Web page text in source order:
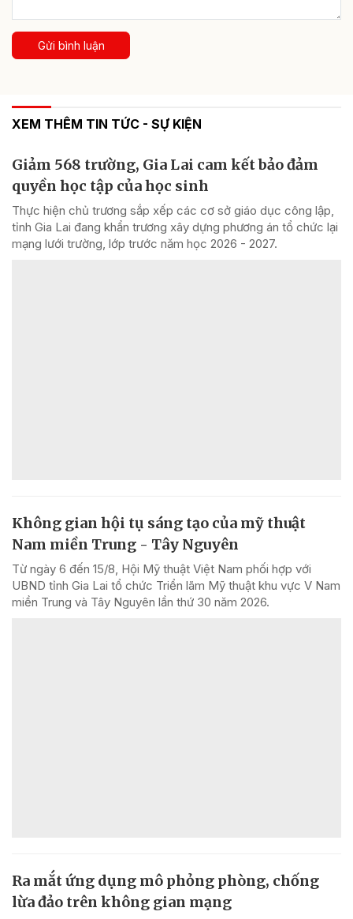
Gửi bình luận
XEM THÊM TIN TỨC - SỰ KIỆN
Giảm 568 trường, Gia Lai cam kết bảo đảm
quyền học tập của học sinh
Thực hiện chủ trương sắp xếp các cơ sở giáo dục công lập,
tỉnh Gia Lai đang khẩn trương xây dựng phương án tổ chức lại
mạng lưới trường, lớp trước năm học 2026 - 2027.
Không gian hội tụ sáng tạo của mỹ thuật
Nam miền Trung - Tây Nguyên
Từ ngày 6 đến 15/8, Hội Mỹ thuật Việt Nam phối hợp với
UBND tỉnh Gia Lai tổ chức Triển lãm Mỹ thuật khu vực V Nam
miền Trung và Tây Nguyên lần thứ 30 năm 2026.
Ra mắt ứng dụng mô phỏng phòng, chống
lừa đảo trên không gian mạng